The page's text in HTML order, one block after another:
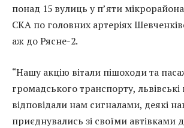
понад 15 вулиць у п’яти
СКА по головних артеріях
аж до Рясне-2.
“Нашу акцію вітали пішоходи та
громадського транспорту, львівські
відповідали нам сигналами, деякі
приєднувались зі своїми автівками